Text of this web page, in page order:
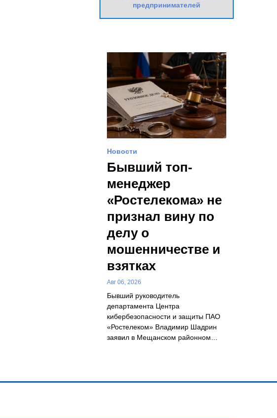
предпринимателей
Новости
Бывший топ-
менеджер
«Ростелекома» не
признал вину по
делу о
мошенничестве и
взятках
Авг 06, 2026
Бывший руководитель
департамента Центра
кибербезопасности и защиты ПАО
«Ростелеком» Владимир Шадрин
заявил в Мещанском районном…